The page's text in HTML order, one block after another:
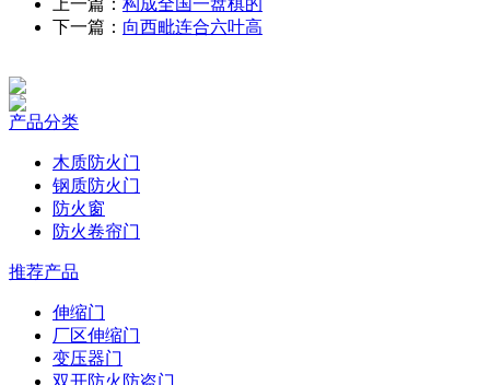
上一篇： 构成全国一盘棋的
下一篇： 向西毗连合六叶高
产品分类
木质防火门
钢质防火门
防火窗
防火卷帘门
推荐产品
伸缩门
厂区伸缩门
变压器门
双开防火防盗门